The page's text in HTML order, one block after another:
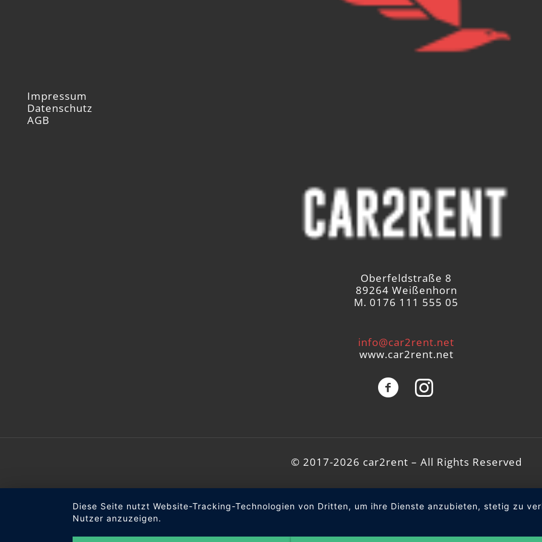
Impressum
Datenschutz
AGB
Oberfeldstraße 8
89264 Weißenhorn
M. 0176 111 555 05
info@car2rent.net
www.car2rent.net
© 2017-2026 car2rent – All Rights Reserved
Diese Seite nutzt Website-Tracking-Technologien von Dritten, um ihre Dienste anzubieten, stetig zu
Nutzer anzuzeigen.